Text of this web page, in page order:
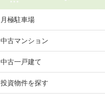
月極駐車場
中古マンション
中古一戸建て
投資物件を探す